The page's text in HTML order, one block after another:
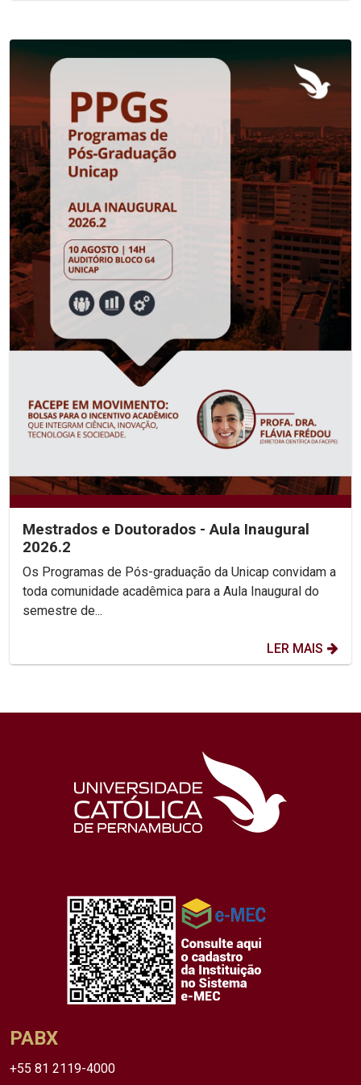
Mestrados e Doutorados - Aula Inaugural
2026.2
Os Programas de Pós-graduação da Unicap convidam a
toda comunidade acadêmica para a Aula Inaugural do
semestre de...
LER MAIS
PABX
+55 81 2119-4000